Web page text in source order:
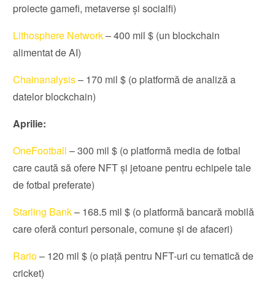
proiecte gamefi, metaverse și socialfi)
Lithosphere Network– 400 mil $ (un blockchain
alimentat de AI)
Chainanalysis– 170 mil $ (o platformă de analiză a
datelor blockchain)
Aprilie:
OneFootball – 300 mil $ (o platformă media de fotbal
care caută să ofere NFT și jetoane pentru echipele tale
de fotbal preferate)
Starling Bank– 168.5 mil $ (o platformă bancară mobilă
care oferă conturi personale, comune și de afaceri)
Rario– 120 mil $ (o piață pentru NFT-uri cu tematică de
cricket)